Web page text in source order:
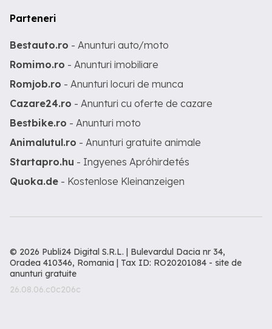
Parteneri
Bestauto.ro - Anunturi auto/moto
Romimo.ro - Anunturi imobiliare
Romjob.ro - Anunturi locuri de munca
Cazare24.ro - Anunturi cu oferte de cazare
Bestbike.ro - Anunturi moto
Animalutul.ro - Anunturi gratuite animale
Startapro.hu - Ingyenes Apróhirdetés
Quoka.de - Kostenlose Kleinanzeigen
© 2026 Publi24 Digital S.R.L. | Bulevardul Dacia nr 34,
Oradea 410346, Romania | Tax ID: RO20201084 - site de
anunturi gratuite
26.08.06.c0c206c